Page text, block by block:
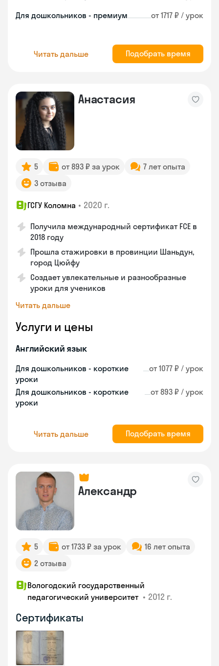
Для дошкольников - премиум от 1717 ₽ / урок
Читать дальше Подобрать время
Анастасия
5 от 893 ₽ за урок
7 лет опыта
3 отзыва
ГСГУ Коломна • 2020 г.
Получила международный сертификат FCE в
2018 году
Прошла стажировки в провинции Шаньдун,
город Цюйфу
Создает увлекательные и разнообразные
уроки для учеников
Читать дальше
Услуги и цены
Английский язык
Для дошкольников - короткие
уроки
от 1077 ₽ / урок
Для дошкольников - короткие
уроки
от 893 ₽ / урок
Читать дальше Подобрать время
Александр
5 от 1733 ₽ за урок
16 лет опыта
2 отзыва
Вологодский государственный
педагогический университет • 2012 г.
Сертификаты